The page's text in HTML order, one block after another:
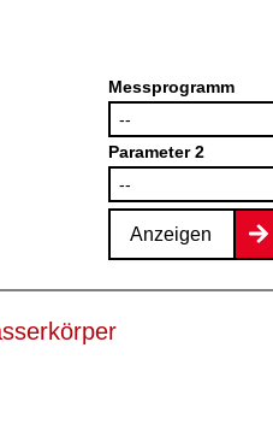
Messprogramm
Parameter 2
Anzeigen